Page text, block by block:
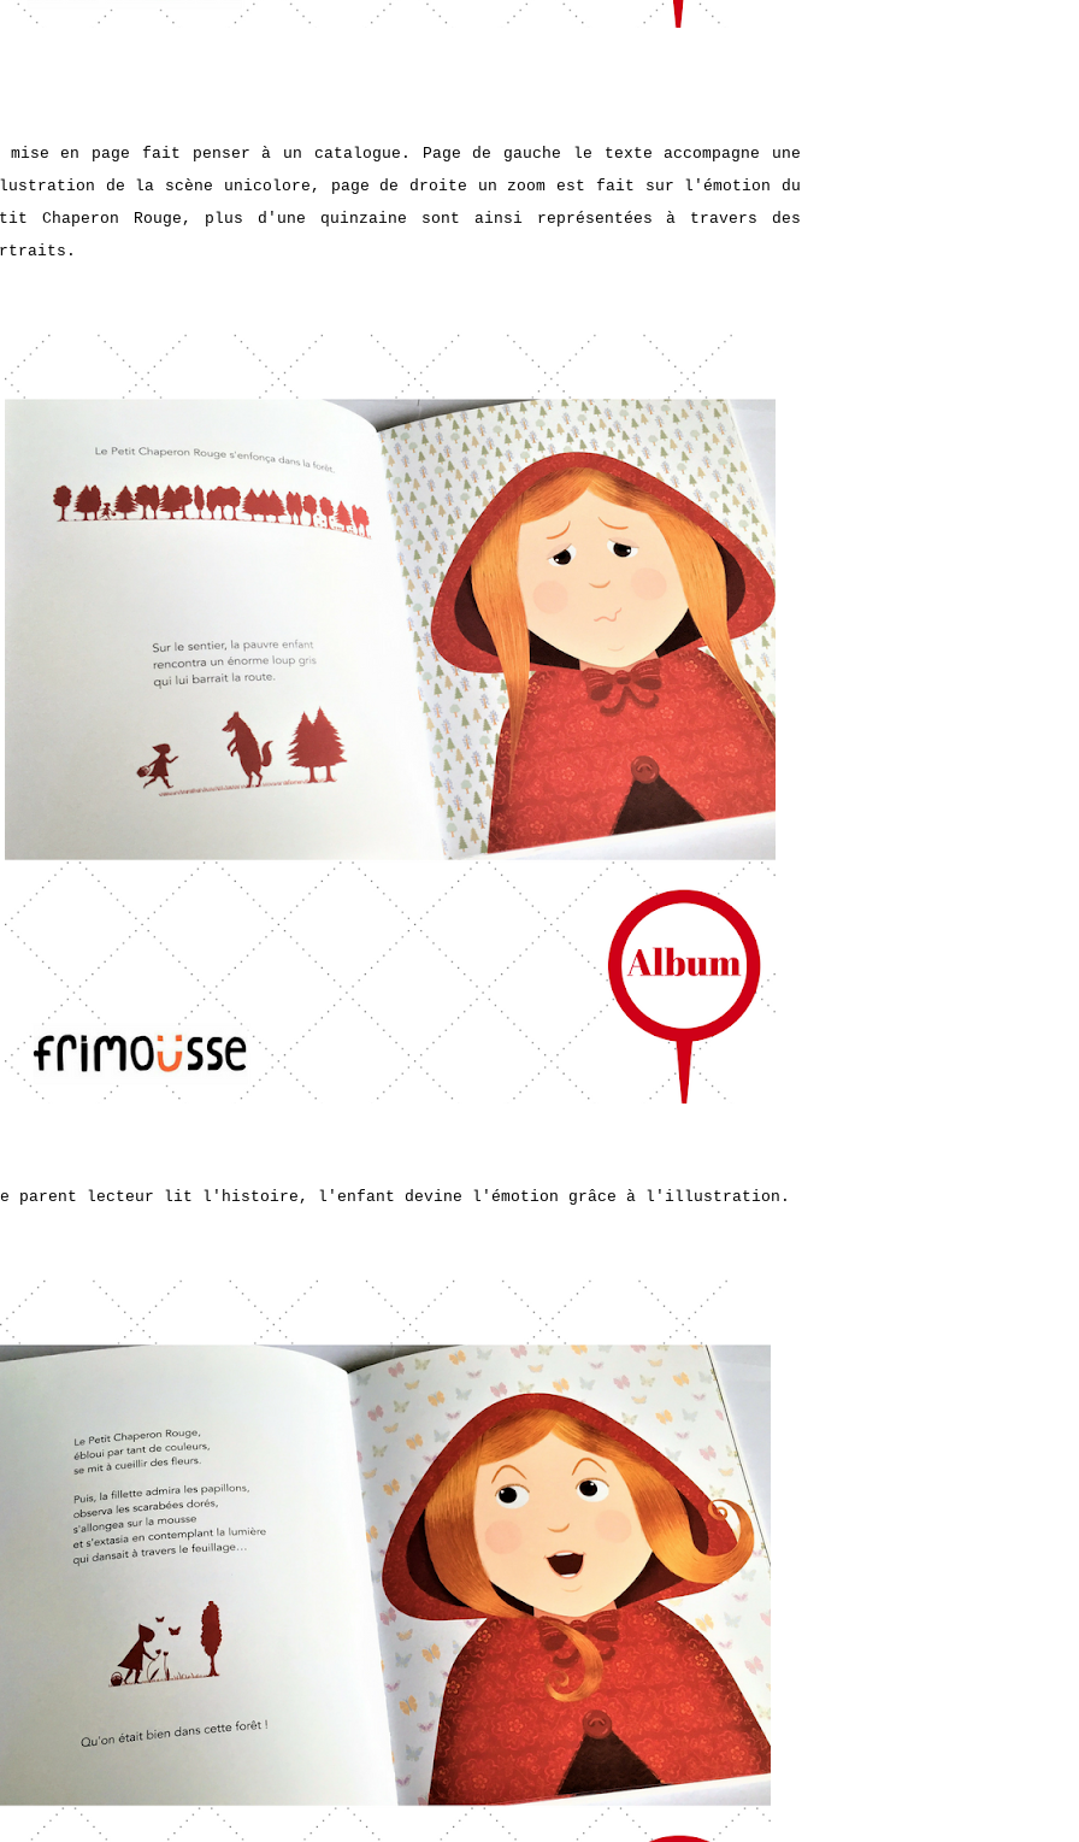
mise en page fait penser à un catalogue. Page de gauche le texte accompagne une
de la scène unicolore, page de droite un zoom est fait sur l'émotion du
Chaperon Rouge, plus d'une quinzaine sont ainsi représentées à travers des
parent lecteur lit l'histoire, l'enfant devine l'émotion grâce à l'illustration.